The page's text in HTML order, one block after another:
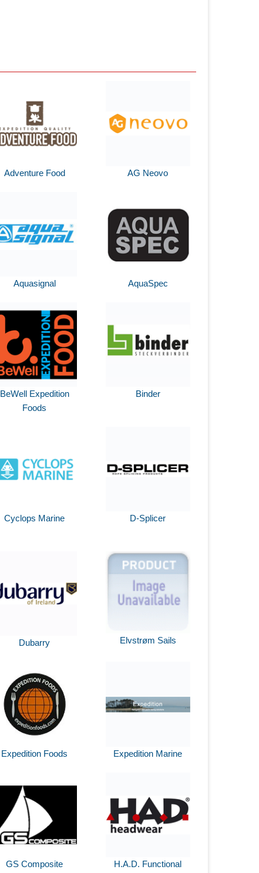
Adventure Food AG Neovo
Aquasignal AquaSpec
BeWell Expedition
Foods
Binder
Cyclops Marine D-Splicer
Dubarry Elvstrøm Sails
Expedition Foods Expedition Marine
GS Composite
H.A.D. Functional